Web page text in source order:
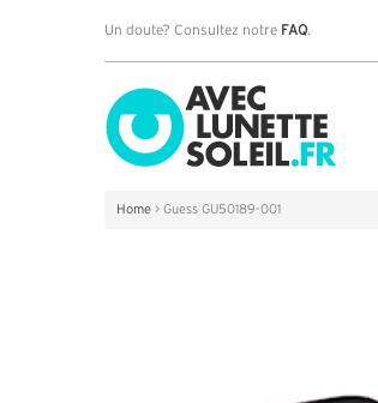
Un doute? Consultez notre FAQ.
Home > Guess GU50189-001